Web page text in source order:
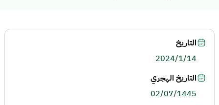
التاريخ
2024/1/14
التاريخ الهجري
02/07/1445